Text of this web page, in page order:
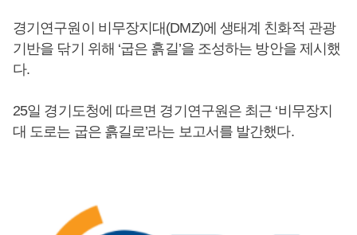
경기연구원이 비무장지대(DMZ)에 생태계 친화적 관광
기반을 닦기 위해 ‘굽은 흙길’을 조성하는 방안을 제시했
다.
25일 경기도청에 따르면 경기연구원은 최근 ‘비무장지
대 도로는 굽은 흙길로’라는 보고서를 발간했다.